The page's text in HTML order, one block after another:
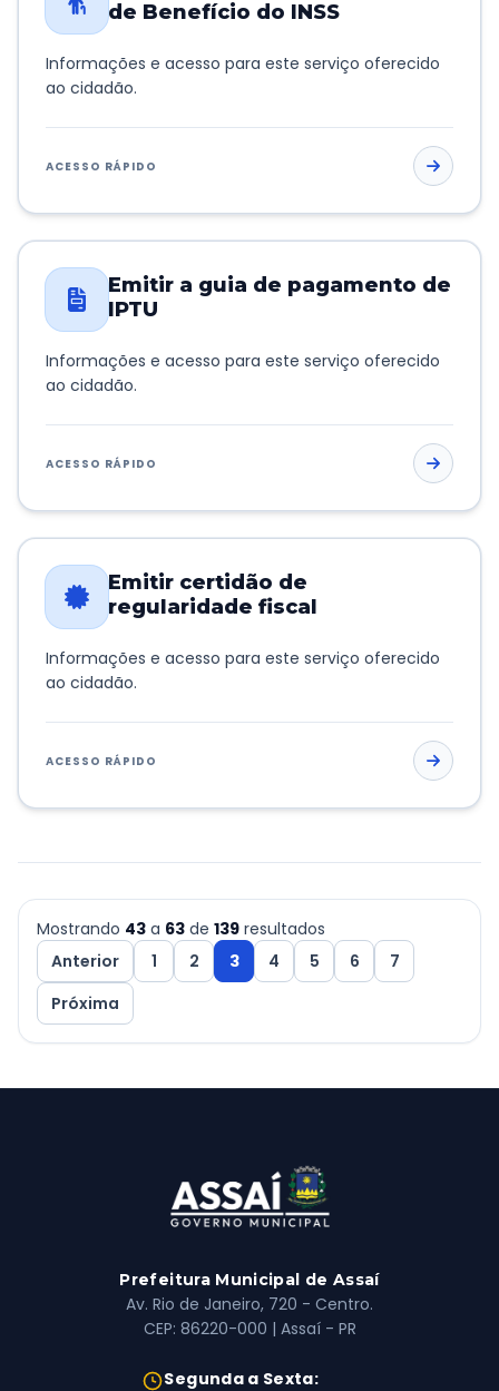
de Benefício do INSS
Informações e acesso para este serviço oferecido
ao cidadão.
ACESSO RÁPIDO
Emitir a guia de pagamento de
IPTU
Informações e acesso para este serviço oferecido
ao cidadão.
ACESSO RÁPIDO
Emitir certidão de
regularidade fiscal
Informações e acesso para este serviço oferecido
ao cidadão.
ACESSO RÁPIDO
Mostrando 43 a 63 de 139 resultados
Anterior
1 2 3 4 5 6
7
Próxima
Prefeitura Municipal de Assaí
Av. Rio de Janeiro, 720 - Centro.
CEP: 86220-000 | Assaí - PR
Horário de Atendimento:
Segunda a Sexta: